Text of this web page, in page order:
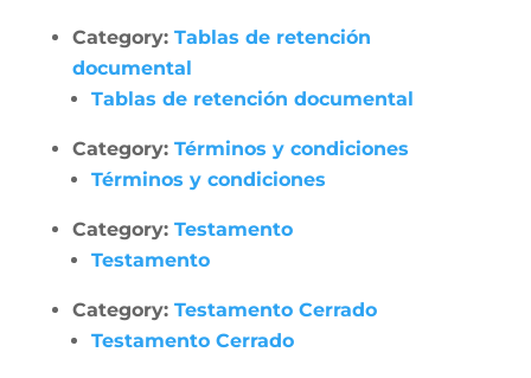
Category: Tablas de retención
documental
Tablas de retención documental
Category: Términos y condiciones
Términos y condiciones
Category: Testamento
Testamento
Category: Testamento Cerrado
Testamento Cerrado